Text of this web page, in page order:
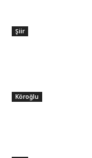
Şiir
Köroğlu